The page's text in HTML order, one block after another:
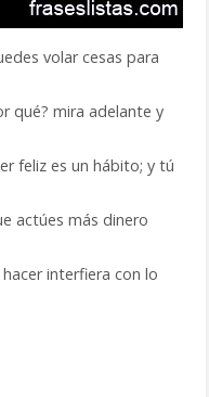
volar cesas para
qué? mira adelante y
feliz es un hábito; y tú
actúes más dinero
interfiera con lo